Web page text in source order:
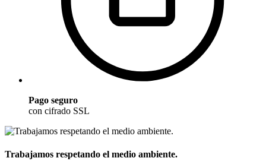
Pago seguro
con cifrado SSL
Trabajamos respetando el medio ambiente.